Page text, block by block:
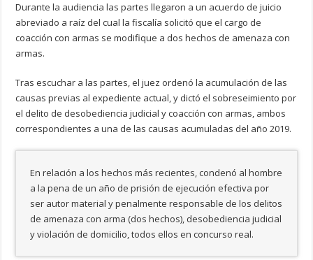
Durante la audiencia las partes llegaron a un acuerdo de juicio
abreviado a raíz del cual la fiscalía solicitó que el cargo de
coacción con armas se modifique a dos hechos de amenaza con
armas.
Tras escuchar a las partes, el juez ordenó la acumulación de las
causas previas al expediente actual, y dictó el sobreseimiento por
el delito de desobediencia judicial y coacción con armas, ambos
correspondientes a una de las causas acumuladas del año 2019.
En relación a los hechos más recientes, condenó al hombre
a la pena de un año de prisión de ejecución efectiva por
ser autor material y penalmente responsable de los delitos
de amenaza con arma (dos hechos), desobediencia judicial
y violación de domicilio, todos ellos en concurso real.